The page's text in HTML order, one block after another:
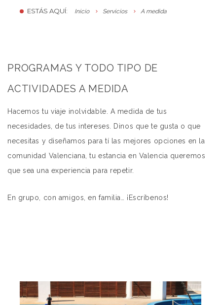
ESTÁS AQUÍ: Inicio Servicios A medida
PROGRAMAS Y TODO TIPO DE
ACTIVIDADES A MEDIDA
Hacemos tu viaje inolvidable. A medida de tus
necesidades, de tus intereses. Dinos que te gusta o que
necesitas y diseñamos para tí las mejores opciones en la
comunidad Valenciana, tu estancia en Valencia queremos
que sea una experiencia para repetir.
En grupo, con amigos, en familia… ¡Escríbenos!